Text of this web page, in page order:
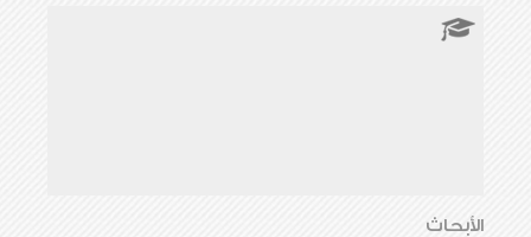
الأبحاث